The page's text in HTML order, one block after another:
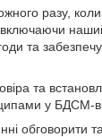
разу, коли
та
та
у БДСМ-
обговорити